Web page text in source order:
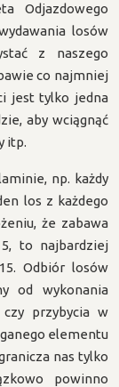
Odjazdowego
losów
z naszego
co najmniej
jest tylko jedna
aby wciągnąć
itp.
np. każdy
los z każdego
że zabawa
to najbardziej
Odbiór losów
od wykonania
przybycia w
elementu
nas tylko
powinno